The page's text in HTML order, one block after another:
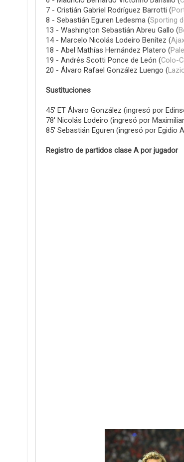
7 - Cristián Gabriel Rodríguez Barrotti (
8 - Sebastián Eguren Ledesma (Sporting
13 - Washington Sebastián Abreu Gallo (
14 - Marcelo Nicolás Lodeiro Benítez (
18 - Abel Mathías Hernández Platero (
19 - Andrés Scotti Ponce de León (Colo-
20 - Álvaro Rafael González Luengo (
Sustituciones
45' ET Álvaro González (ingresó por
78' Nicolás Lodeiro (ingresó por
85' Sebastián Eguren (ingresó por Egidio
Registro de partidos clase A por jugador